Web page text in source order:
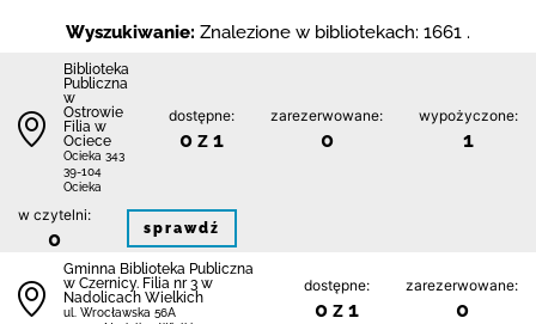
Wyszukiwanie: Znalezione w bibliotekach: 1661 .
Biblioteka
Publiczna
w
Ostrowie
Filia w
Ociece
Ocieka 343
39-104
Ocieka
dostępne:
0 z 1
zarezerwowane:
0
wypożyczone:
1
w czytelni:
0 sprawdź
Gminna Biblioteka Publiczna
w Czernicy. Filia nr 3 w
Nadolicach Wielkich
ul. Wrocławska 56A
dostępne:
0 z 1
zarezerwowane:
0